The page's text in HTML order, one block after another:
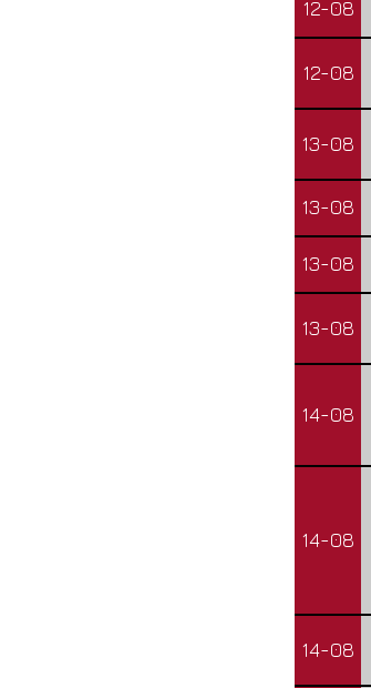
12-08
12-08
13-08
13-08
13-08
13-08
14-08
14-08
14-08